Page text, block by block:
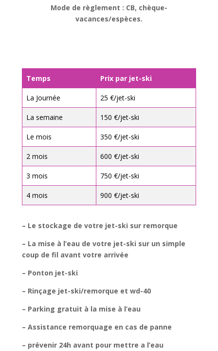
Mode de règlement : CB, chèque-
vacances/espèces.
Temps Prix par jet-ski
La Journée 25 €/jet-ski
La semaine 150 €/jet-ski
Le mois 350 €/jet-ski
2 mois 600 €/jet-ski
3 mois 750 €/jet-ski
4 mois 900 €/jet-ski
– Le stockage de votre jet-ski sur remorque
– La mise à l’eau de votre jet-ski sur un simple
coup de fil avant votre arrivée
– Ponton jet-ski
– Rinçage jet-ski/remorque et wd-40
– Parking gratuit à la mise à l’eau
– Assistance remorquage en cas de panne
– prévenir 24h avant pour mettre a l’eau